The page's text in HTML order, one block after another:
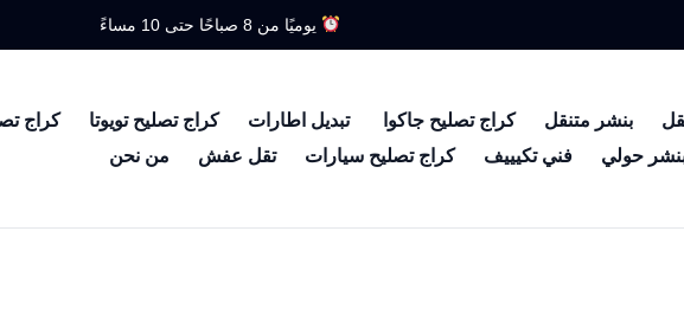
يوميًا من 8 صباحًا حتى 10 مساءً
بنشر متنقل كراج تصليح جاكوا تبديل اطارات كراج تصليح تويوتا
كراج
حولي
فني تكيييف كراج تصليح سيارات تقل عفش من نحن